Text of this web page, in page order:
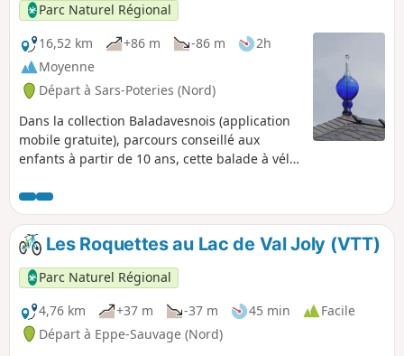
Parc Naturel Régional
16,52 km
+86 m -86 m
2h
Moyenne
Départ à Sars-Poteries (Nord)
Dans la collection Baladavesnois (application
mobile gratuite), parcours conseillé aux
enfants à partir de 10 ans, cette balade à vélo
Dimont et Lez-Fontaine.
Les Roquettes au Lac de Val Joly (VTT)
Parc Naturel Régional
4,76 km
+37 m -37 m 45 min
Facile
Départ à Eppe-Sauvage (Nord)